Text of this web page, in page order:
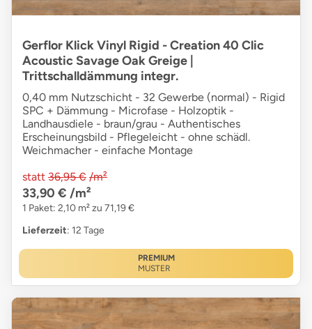
Gerflor Klick Vinyl Rigid - Creation 40 Clic
Acoustic Savage Oak Greige |
Trittschalldämmung integr.
0,40 mm Nutzschicht - 32 Gewerbe (normal) - Rigid
SPC + Dämmung - Microfase - Holzoptik -
Landhausdiele - braun/grau - Authentisches
Erscheinungsbild - Pflegeleicht - ohne schädl.
Weichmacher - einfache Montage
statt 36,95 € /m²
33,90 € /m²
1 Paket: 2,10 m² zu 71,19 €
Lieferzeit: 12 Tage
PREMIUM
MUSTER